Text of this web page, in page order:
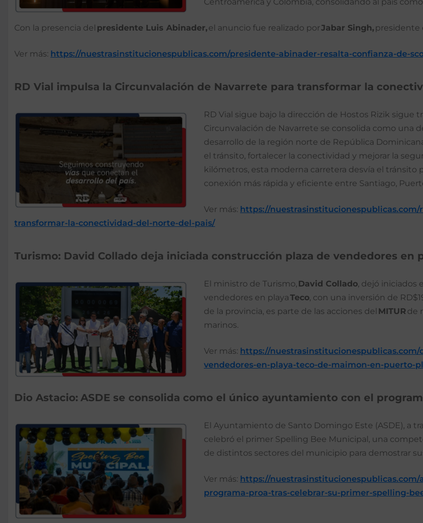
Con la presencia del presidente Luis Abinader,el anuncio fue realizado porJabar Singh, presidente
Ver más: https://nuestrasinstitucionespublicas.com/presidente-abinader-resalta-confianza-de-
RD Vial impulsa la Circunvalación de Navarrete para transformar la
RD Vial sigue bajo la dirección de Hostos Rizik sigue
Circunvalación de Navarrete se consolida como una
desarrollo de la región norte de República
el tránsito, fortalecer la conectividad y mejorar la
kilómetros, esta moderna carretera desvía el
conexión más rápida y eficiente entre Santiago,
Ver más: https://
transformar-la-conectividad-del-norte-del-pais/
Turismo: David Collado deja iniciada construcción plaza de vendedores en
El ministro de Turismo, David Collado, dejó iniciados
vendedores en playaTeco, con una inversión de
de la provincia, es parte de las acciones del MITUR de
marinos.
Ver más: https://
vendedores-en-playa-teco-de-maimon-en-puerto-
Dio Astacio: ASDE se consolida como el único ayuntamiento con el
El Ayuntamiento de Santo Domingo Este (ASDE), a
celebró el primer Spelling Bee Municipal, una
de distintos sectores del municipio para demostrar
Ver más: https://
programa-proa-tras-celebrar-su-primer-spelling-